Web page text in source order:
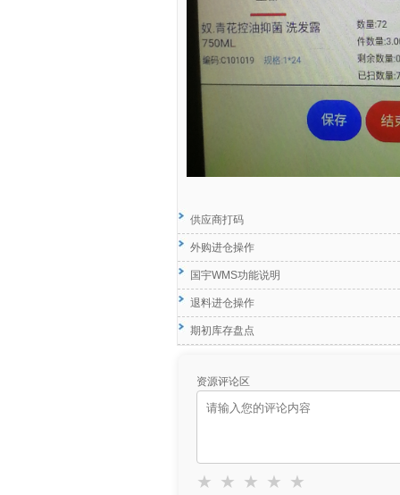
供应商打码
外购进仓操作
国宇WMS功能说明
退料进仓操作
期初库存盘点
资源评论区
★ ★ ★ ★ ★